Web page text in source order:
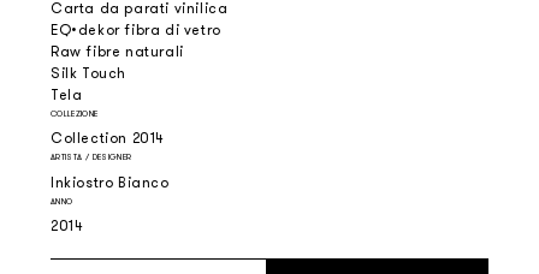
Carta da parati vinilica
EQ•dekor fibra di vetro
Raw fibre naturali
Silk Touch
Tela
COLLEZIONE
Collection 2014
ARTISTA / DESIGNER
Inkiostro Bianco
ANNO
2014